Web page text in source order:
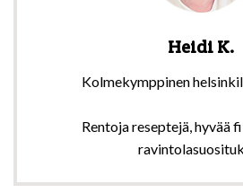
Heidi K.
Kolmekymppinen
Rentoja reseptejä, hyvää